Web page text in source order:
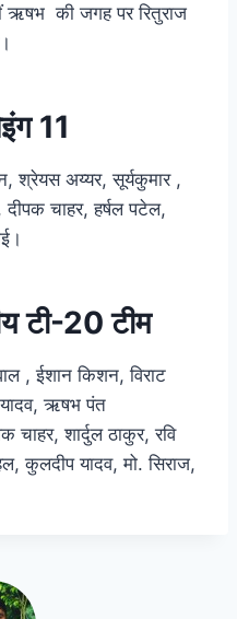
ऋषभ की जगह पर रितुराज
11
श्रेयस अय्यर, सूर्यकुमार ,
चाहर, हर्षल पटेल,
टी-20 टीम
, ईशान किशन, विराट
यादव, ऋषभ पंत
शार्दुल ठाकुर, रवि
कुलदीप यादव, मो. सिराज,